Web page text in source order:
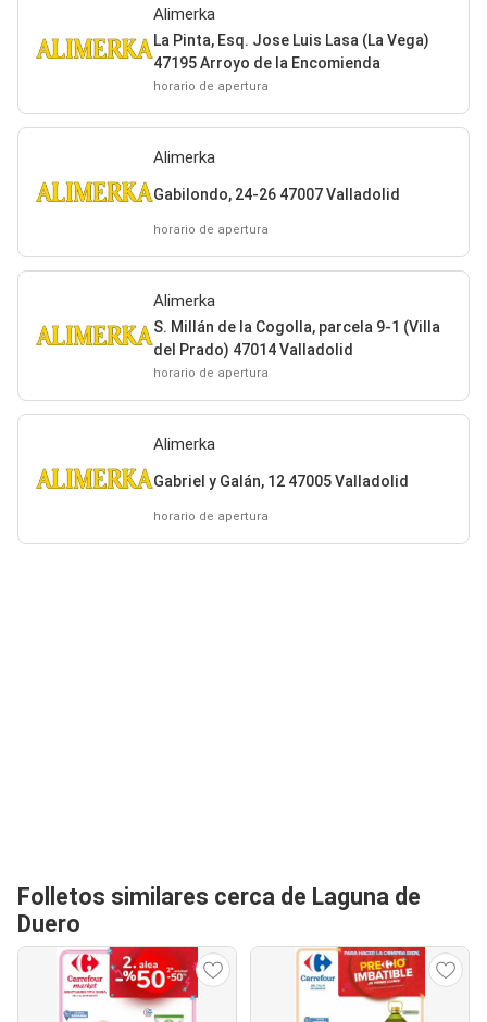
Alimerka
La Pinta, Esq. Jose Luis Lasa (La Vega)
47195 Arroyo de la Encomienda
horario de apertura
Alimerka
Gabilondo, 24-26 47007 Valladolid
horario de apertura
Alimerka
S. Millán de la Cogolla, parcela 9-1 (Villa
del Prado) 47014 Valladolid
horario de apertura
Alimerka
Gabriel y Galán, 12 47005 Valladolid
horario de apertura
Folletos similares cerca de Laguna de
Duero